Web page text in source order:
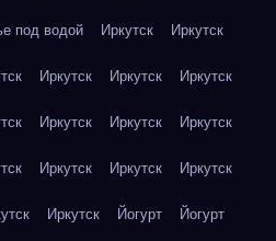
под водой Иркутск Иркутск
Иркутск Иркутск Иркутск
Иркутск Иркутск Иркутск
Иркутск Иркутск Иркутск
Иркутск Йогурт Йогурт